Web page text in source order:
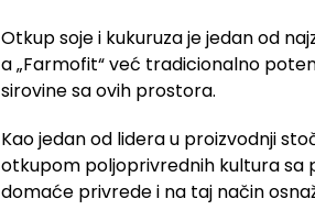
Otkup soje i kukuruza je jedan od
a „Farmofit“ već tradicionalno
sirovine sa ovih prostora.
Kao jedan od lidera u proizvodnji
otkupom poljoprivrednih kultura sa
domaće privrede i na taj način